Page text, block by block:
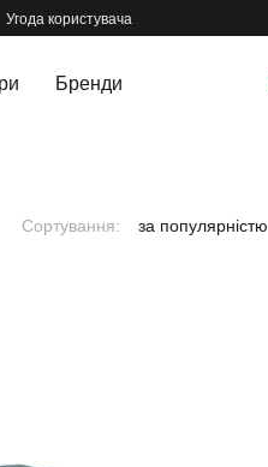
Угода користувача
Бренди
Сортування: за популярністю